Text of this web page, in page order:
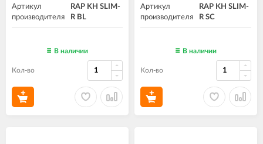
Артикул
производителя
RAP KH SLIM-
R BL
В наличии
Кол-во
Артикул
производителя
RAP KH SLIM-
R SC
В наличии
Кол-во